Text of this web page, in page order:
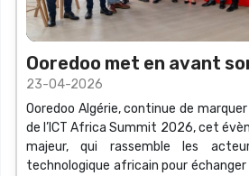
Ooredoo met en avant
technologique lors de
Summit 2026
23-04-2026
Ooredoo Algérie, continue de
de l’ICT Africa Summit 2026, cet
majeur, qui rassemble les
technologique africain pour échanger